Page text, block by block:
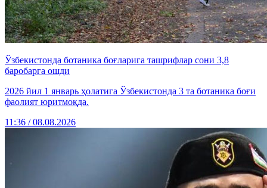
Ўзбекистонда ботаника боғларига ташрифлар сони 3,8
баробарга ошди
2026 йил 1 январь ҳолатига Ўзбекистонда 3 та ботаника боғи
фаолият юритмоқда.
11:36 / 08.08.2026